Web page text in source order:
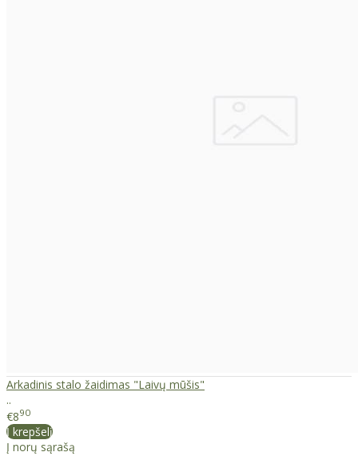
Arkadinis stalo žaidimas "Laivų mūšis"
..
€890
Į krepšelį
Į norų sąrašą